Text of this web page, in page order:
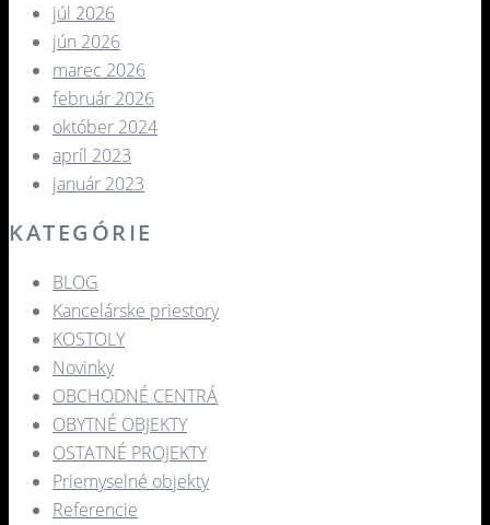
júl 2026
jún 2026
marec 2026
február 2026
október 2024
apríl 2023
január 2023
KATEGÓRIE
BLOG
Kancelárske priestory
KOSTOLY​
Novinky
OBCHODNÉ CENTRÁ​
OBYTNÉ OBJEKTY​
OSTATNÉ PROJEKTY​
Priemyselné objekty
Referencie